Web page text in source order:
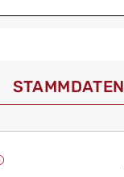
STAMMDATEN